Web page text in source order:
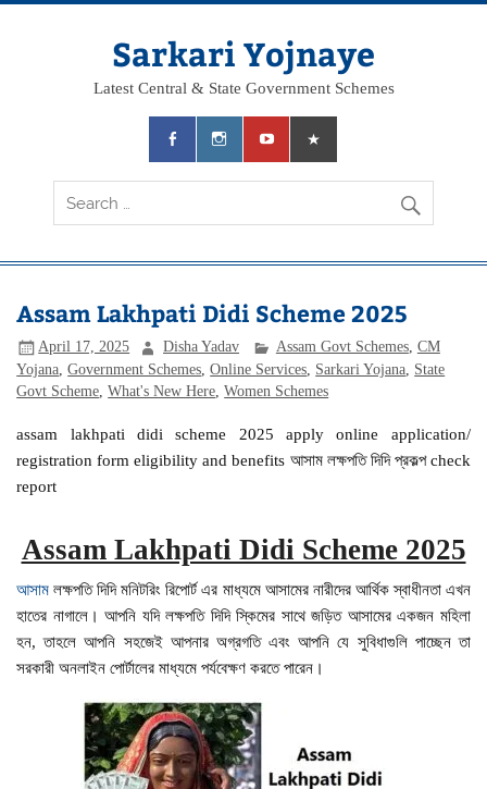
Skip
Sarkari Yojnaye
Latest Central & State Government Schemes
Assam Lakhpati Didi Scheme 2025
April 17, 2025 Disha Yadav Assam Govt Schemes, CM
Yojana ,Government Schemes ,Online Services Sarkari Yojana State
Govt Scheme ,What's New Here ,Women Schemes
assam lakhpati didi scheme 2025 apply online application/
registration form eligibility and benefits আসাম লক্ষপতি দিদি প্রকল্প check
report
Assam Lakhpati Didi Scheme 2025
আসাম লক্ষপতি দিদি মনিটরিং রিপোর্ট এর মাধ্যমে আসামের নারীদের আর্থিক স্বাধীনতা এখন
হাতের নাগালে। আপনি যদি লক্ষপতি দিদি স্কিমের সাথে জড়িত আসামের একজন মহিলা
হন, তাহলে আপনি সহজেই আপনার অগ্রগতি এবং আপনি যে সুবিধাগুলি পাচ্ছেন তা
সরকারী অনলাইন পোর্টালের মাধ্যমে পর্যবেক্ষণ করতে পারেন।